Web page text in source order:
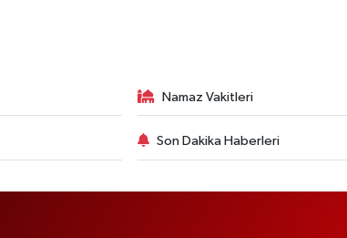
Namaz Vakitleri
Son Dakika Haberleri